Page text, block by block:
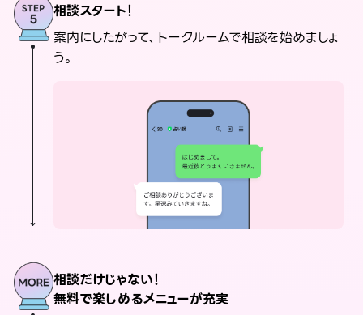
相談スタート！
案内にしたがって、トークルームで相談を始めましょ
う。
相談だけじゃない！
無料で楽しめるメニューが充実